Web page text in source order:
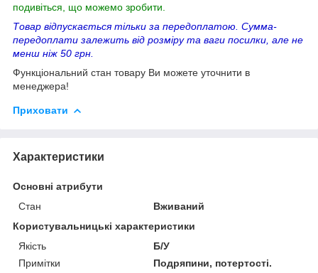
подивіться, що можемо зробити.
Товар відпускається тільки за передоплатою. Сумма-
передоплати залежить від розміру та ваги посилки, але не
менш ніж 50 грн.
Функціональний стан товару Ви можете уточнити в
менеджера!
Приховати
Характеристики
Основні атрибути
Стан
Вживаний
Користувальницькі характеристики
Якість
Б/У
Примітки
Подряпини, потертості.